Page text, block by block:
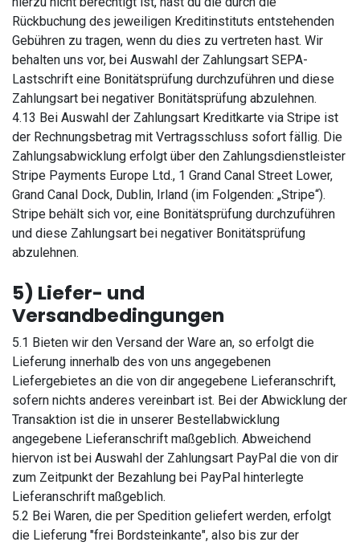
Rückbuchung des jeweiligen Kreditinstituts entstehenden
Gebühren zu tragen, wenn du dies zu vertreten hast. Wir
behalten uns vor, bei Auswahl der Zahlungsart SEPA-
Lastschrift eine Bonitätsprüfung durchzuführen und diese
Zahlungsart bei negativer Bonitätsprüfung abzulehnen.
4.13 Bei Auswahl der Zahlungsart Kreditkarte via Stripe ist
der Rechnungsbetrag mit Vertragsschluss sofort fällig. Die
Zahlungsabwicklung erfolgt über den Zahlungsdienstleister
Stripe Payments Europe Ltd., 1 Grand Canal Street Lower,
Grand Canal Dock, Dublin, Irland (im Folgenden: „Stripe“).
Stripe behält sich vor, eine Bonitätsprüfung durchzuführen
und diese Zahlungsart bei negativer Bonitätsprüfung
abzulehnen.
5) Liefer- und
Versandbedingungen
5.1 Bieten wir den Versand der Ware an, so erfolgt die
Lieferung innerhalb des von uns angegebenen
Liefergebietes an die von dir angegebene Lieferanschrift,
sofern nichts anderes vereinbart ist. Bei der Abwicklung der
Transaktion ist die in unserer Bestellabwicklung
angegebene Lieferanschrift maßgeblich. Abweichend
hiervon ist bei Auswahl der Zahlungsart PayPal die von dir
zum Zeitpunkt der Bezahlung bei PayPal hinterlegte
Lieferanschrift maßgeblich.
5.2 Bei Waren, die per Spedition geliefert werden, erfolgt
die Lieferung "frei Bordsteinkante", also bis zur der